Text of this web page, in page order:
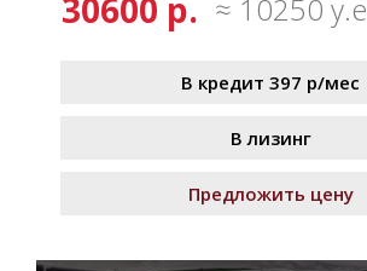
30600 р. ≈ 10250 у.е
В кредит 397 р/мес
В лизинг
Предложить цену